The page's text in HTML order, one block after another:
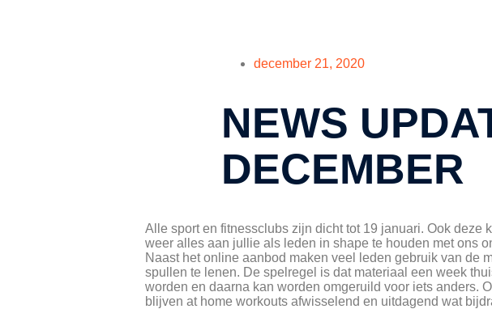
december 21, 2020
NEWS
DECEMBER
Alle sport en fitnessclubs zijn dicht tot 19 januari. Ook deze
weer alles aan jullie als leden in shape te houden met ons
Naast het online aanbod maken veel leden gebruik van de
spullen te lenen. De spelregel is dat materiaal een week
worden en daarna kan worden omgeruild voor iets anders.
blijven at home workouts afwisselend en uitdagend wat